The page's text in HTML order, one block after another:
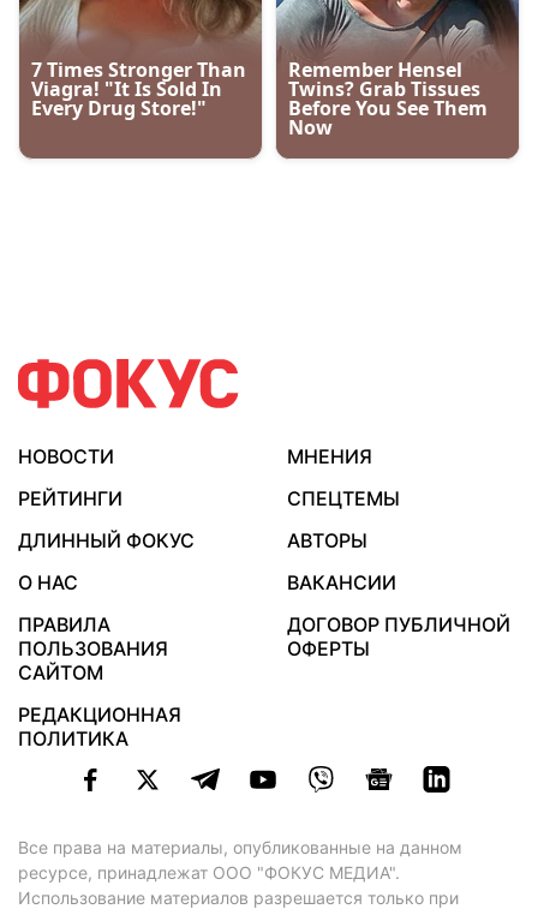
НОВОСТИ
МНЕНИЯ
РЕЙТИНГИ
СПЕЦТЕМЫ
ДЛИННЫЙ ФОКУС
АВТОРЫ
О НАС
ВАКАНСИИ
ПРАВИЛА
ПОЛЬЗОВАНИЯ
САЙТОМ
ДОГОВОР ПУБЛИЧНОЙ
ОФЕРТЫ
РЕДАКЦИОННАЯ
ПОЛИТИКА
Все права на материалы, опубликованные на данном
ресурсе, принадлежат ООО "ФОКУС МЕДИА".
Использование материалов разрешается только при